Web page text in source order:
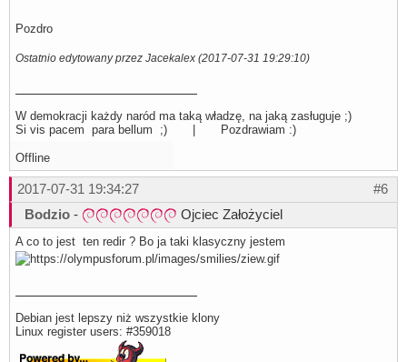
Pozdro
Ostatnio edytowany przez Jacekalex (2017-07-31 19:29:10)
W demokracji każdy naród ma taką władzę, na jaką zasługuje ;)
Si vis pacem para bellum ;) | Pozdrawiam :)
Offline
#6
2017-07-31 19:34:27
Bodzio - Ojciec Założyciel
A co to jest ten redir ? Bo ja taki klasyczny jestem
Debian jest lepszy niż wszystkie klony
Linux register users: #359018